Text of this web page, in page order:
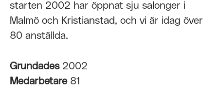
starten 2002 har öppnat sju salonger i
Malmö och Kristianstad, och vi är idag över
80 anställda.
Grundades 2002
Medarbetare 81